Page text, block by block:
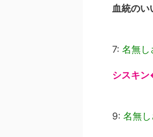
血統のい
7: 名無し
シスキ
9: 名無